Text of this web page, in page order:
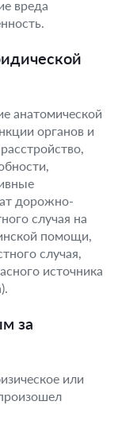
вреда
анатомической
органов и
дорожно-
случая на
помощи,
случая,
источника
за
или